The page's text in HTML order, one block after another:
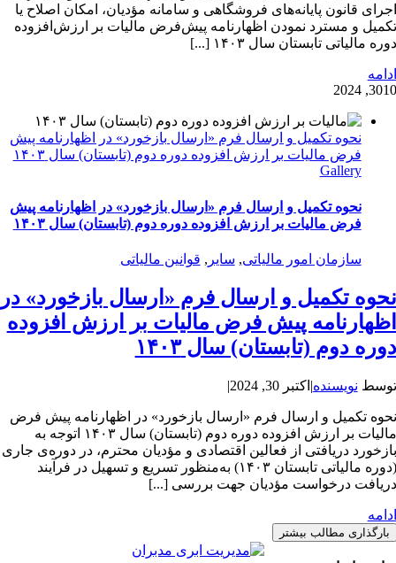
اجرای قانون پایانه‌های فروشگاهی و سامانه مؤدیان، امکان اصلاح یا
تکمیل و مسترد نمودن اظهارنامه پیش‌فرض مالیات بر ارزش‌افزوده
دوره مالیاتی تابستان سال ۱۴۰۳ [...]
ادامه
3010, 2024
نحوه تکمیل و ارسال فرم «ارسال بازخورد» در اظهارنامه پیش
فرض مالیات بر ارزش افزوده دوره دوم (تابستان) سال ۱۴۰۳
Gallery
نحوه تکمیل و ارسال فرم «ارسال بازخورد» در اظهارنامه پیش
فرض مالیات بر ارزش افزوده دوره دوم (تابستان) سال ۱۴۰۳
سازمان امور مالیاتی, سایر , قوانین مالیاتی
نحوه تکمیل و ارسال فرم «ارسال بازخورد» در
اظهارنامه پیش فرض مالیات بر ارزش افزوده
دوره دوم (تابستان) سال ۱۴۰۳
توسط نویسنده| اکتبر 30, 2024 |
نحوه تکمیل و ارسال فرم «ارسال بازخورد» در اظهارنامه پیش فرض
مالیات بر ارزش افزوده دوره دوم (تابستان) سال ۱۴۰۳ اتوجه به
بازخورد دریافتی از فعالین اقتصادی و مؤدیان محترم، در دوره‌ی جاری
(دوره مالیاتی تابستان ۱۴۰۳) به‌منظور تسریع و تسهیل در فرآیند
دریافت درخواست مؤدیان جهت بررسی [...]
ادامه
بارگذاری مطالب بیشتر